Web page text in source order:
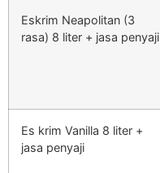
Eskrim Neapolitan (3
rasa) 8 liter + jasa penyaji
Es krim Vanilla 8 liter +
jasa penyaji